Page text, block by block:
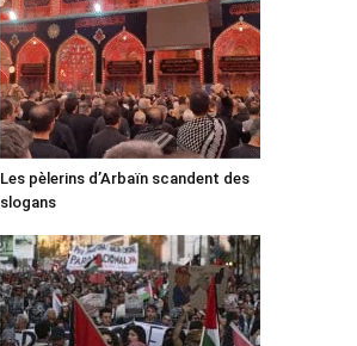
Les pèlerins d’Arbaïn scandent des
slogans